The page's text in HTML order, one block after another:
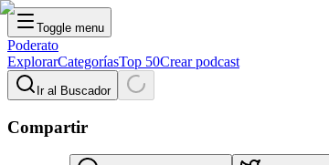
Toggle menu
Poderato
ExplorarCategoríasTop 50Crear podcast
Ir al Buscador
Compartir